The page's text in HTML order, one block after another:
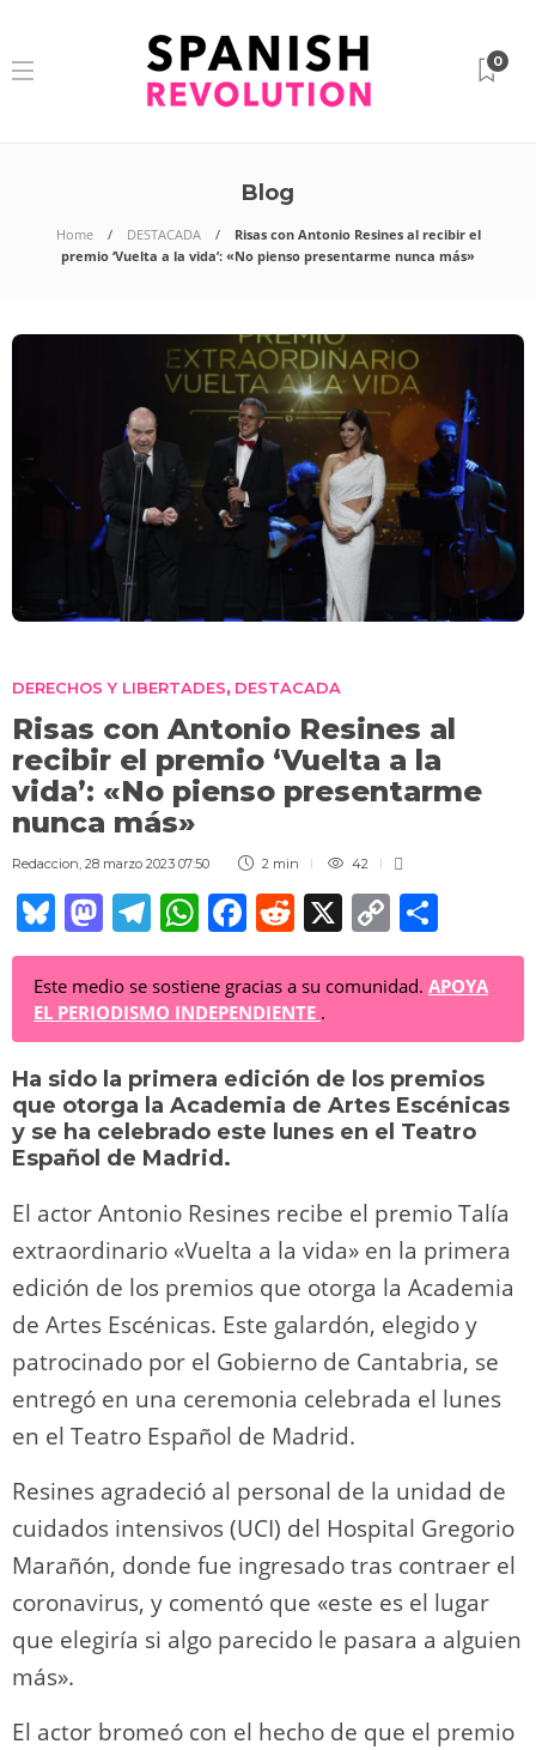
0
Blog
Home DESTACADA
Risas con Antonio Resines al recibir el
premio ‘Vuelta a la vida’: «No pienso presentarme nunca más»
DERECHOS Y LIBERTADES, DESTACADA
Risas con Antonio Resines al
recibir el premio ‘Vuelta a la
vida’: «No pienso presentarme
nunca más»
Redaccion, 28 marzo 2023 07:50 2 min 42
Bl
u
e
sk
y
M
a
st
o
d
o
n
T
el
e
gr
a
m
W
h
at
s
A
p
p
F
a
c
e
b
o
o
R
e
d
di
t
X C
o
p
Li
n
k
o
m
ar
tir
Este medio se sostiene gracias a su comunidad. APOYA
EL PERIODISMO INDEPENDIENTE .
Ha sido la primera edición de los premios
que otorga la Academia de Artes Escénicas
y se ha celebrado este lunes en el Teatro
Español de Madrid.
El actor Antonio Resines recibe el premio Talía
extraordinario «Vuelta a la vida» en la primera
edición de los premios que otorga la Academia
de Artes Escénicas. Este galardón, elegido y
patrocinado por el Gobierno de Cantabria, se
entregó en una ceremonia celebrada el lunes
en el Teatro Español de Madrid.
Resines agradeció al personal de la unidad de
cuidados intensivos (UCI) del Hospital Gregorio
Marañón, donde fue ingresado tras contraer el
coronavirus, y comentó que «este es el lugar
que elegiría si algo parecido le pasara a alguien
más».
El actor bromeó con el hecho de que el premio